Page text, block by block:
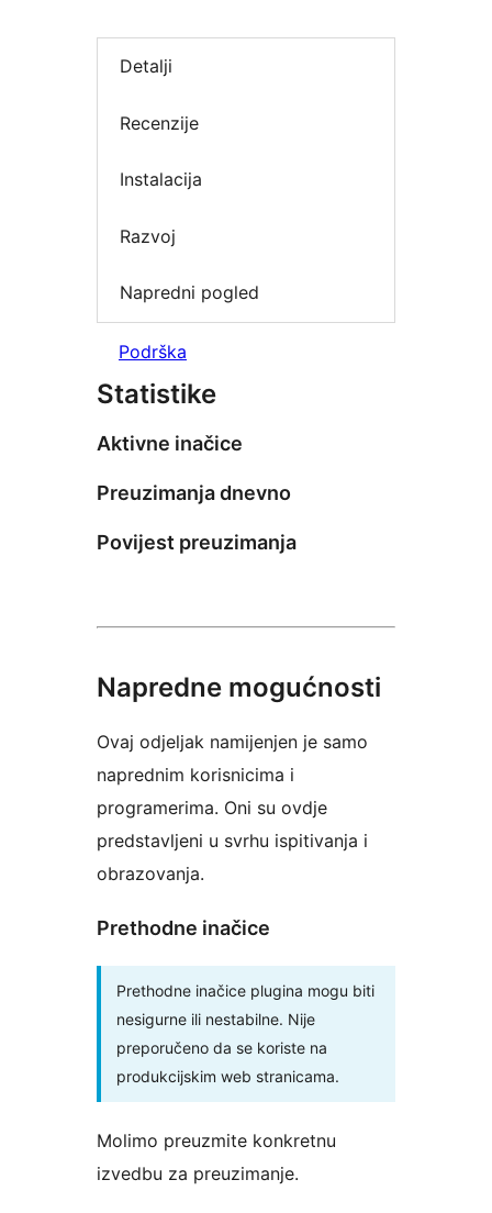
Detalji
Recenzije
Instalacija
Razvoj
Napredni pogled
Podrška
Statistike
Aktivne inačice
Preuzimanja dnevno
Povijest preuzimanja
Napredne mogućnosti
Ovaj odjeljak namijenjen je samo
naprednim korisnicima i
programerima. Oni su ovdje
predstavljeni u svrhu ispitivanja i
obrazovanja.
Prethodne inačice
Prethodne inačice plugina mogu biti
nesigurne ili nestabilne. Nije
preporučeno da se koriste na
produkcijskim web stranicama.
Molimo preuzmite konkretnu
izvedbu za preuzimanje.